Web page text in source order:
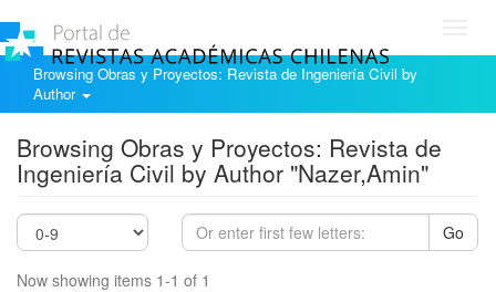
Browsing Obras y Proyectos: Revista de Ingeniería Civil by
Author
Browsing Obras y Proyectos: Revista de
Ingeniería Civil by Author "Nazer,Amin"
Go
Now showing items 1-1 of 1